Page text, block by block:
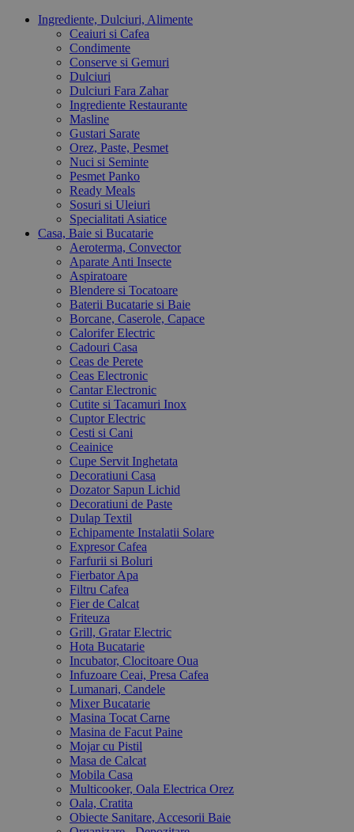
Ingrediente, Dulciuri, Alimente
Ceaiuri si Cafea
Condimente
Conserve si Gemuri
Dulciuri
Dulciuri Fara Zahar
Ingrediente Restaurante
Masline
Gustari Sarate
Orez, Paste, Pesmet
Nuci si Seminte
Pesmet Panko
Ready Meals
Sosuri si Uleiuri
Specialitati Asiatice
Casa, Baie si Bucatarie
Aeroterma, Convector
Aparate Anti Insecte
Aspiratoare
Blendere si Tocatoare
Baterii Bucatarie si Baie
Borcane, Caserole, Capace
Calorifer Electric
Cadouri Casa
Ceas de Perete
Ceas Electronic
Cantar Electronic
Cutite si Tacamuri Inox
Cuptor Electric
Cesti si Cani
Ceainice
Cupe Servit Inghetata
Decoratiuni Casa
Dozator Sapun Lichid
Decoratiuni de Paste
Dulap Textil
Echipamente Instalatii Solare
Expresor Cafea
Farfurii si Boluri
Fierbator Apa
Filtru Cafea
Fier de Calcat
Friteuza
Grill, Gratar Electric
Hota Bucatarie
Incubator, Clocitoare Oua
Infuzoare Ceai, Presa Cafea
Lumanari, Candele
Mixer Bucatarie
Masina Tocat Carne
Masina de Facut Paine
Mojar cu Pistil
Masa de Calcat
Mobila Casa
Multicooker, Oala Electrica Orez
Oala, Cratita
Obiecte Sanitare, Accesorii Baie